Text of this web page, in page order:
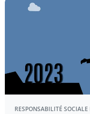
RESPONSABILITÉ SOCIALE